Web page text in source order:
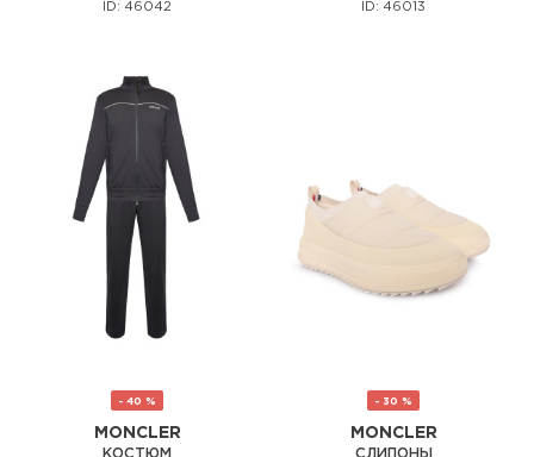
ID: 46042 ID: 46013
- 40 %
MONCLER
КОСТЮМ
- 30 %
MONCLER
СЛИПОНЫ